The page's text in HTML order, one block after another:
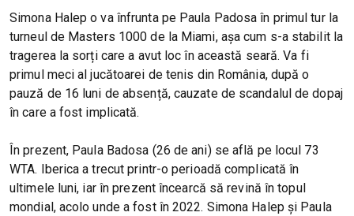
Simona Halep o va înfrunta pe Paula Padosa în primul tur la
turneul de Masters 1000 de la Miami, așa cum s-a stabilit la
tragerea la sorți care a avut loc în această seară. Va fi
primul meci al jucătoarei de tenis din România, după o
pauză de 16 luni de absență, cauzate de scandalul de dopaj
în care a fost implicată.
În prezent, Paula Badosa (26 de ani) se află pe locul 73
WTA. Iberica a trecut printr-o perioadă complicată în
ultimele luni, iar în prezent încearcă să revină în topul
mondial, acolo unde a fost în 2022. Simona Halep și Paula